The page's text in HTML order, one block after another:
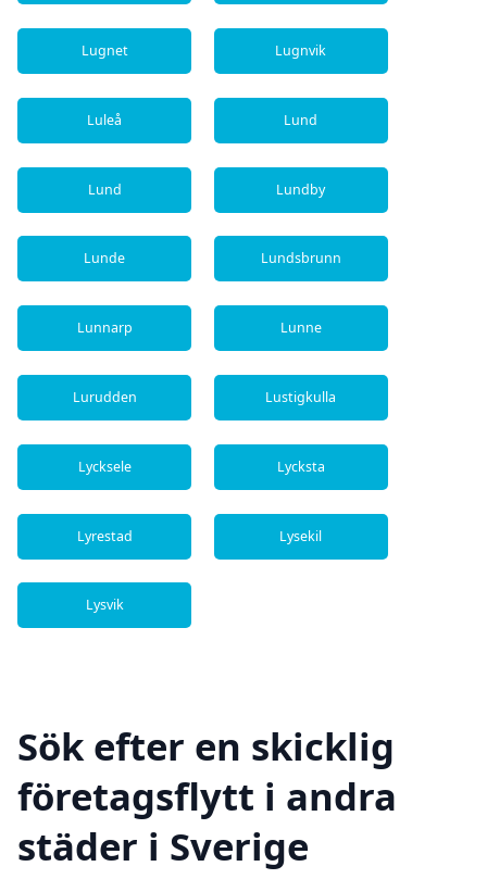
Lugnet Lugnvik
Luleå Lund
Lund Lundby
Lunde Lundsbrunn
Lunnarp Lunne
Lurudden Lustigkulla
Lycksele Lycksta
Lyrestad Lysekil
Lysvik
Sök efter en skicklig
företagsflytt i andra
städer i Sverige